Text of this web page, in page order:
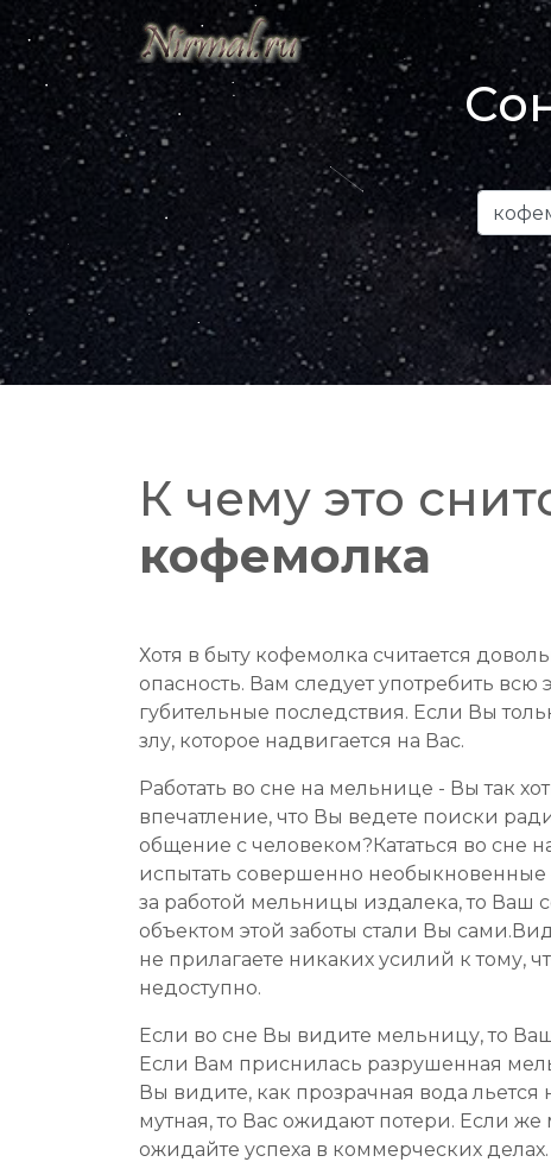
К чему это
кофемолка
Хотя в быту кофемолка считается
опасность. Вам следует употребить
губительные последствия. Если Вы
злу, которое надвигается на Вас.
Работать во сне на мельнице - Вы так
впечатление, что Вы ведете поиски
общение с человеком?Кататься во сне
испытать совершенно
за работой мельницы издалека, то Ваш
объектом этой заботы стали Вы
не прилагаете никаких усилий к тому,
недоступно.
Если во сне Вы видите мельницу, то
Если Вам приснилась разрушенная
Вы видите, как прозрачная вода льется
мутная, то Вас ожидают потери. Если
ожидайте успеха в коммерческих